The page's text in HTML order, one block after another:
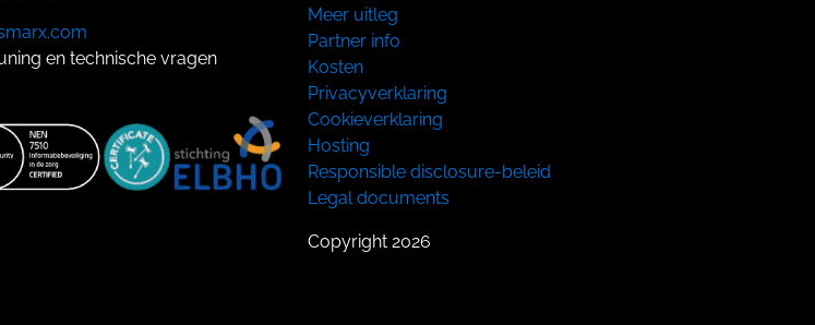
en technische vragen
Meer uitleg
Partner info
Kosten
Privacyverklaring
Cookieverklaring
Hosting
Responsible disclosure-beleid
Legal documents
Copyright 2026